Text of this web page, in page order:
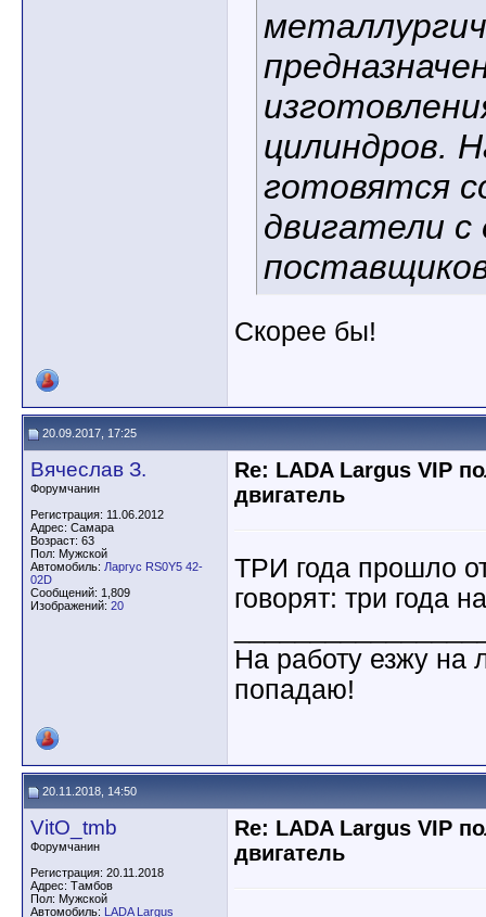
цилиндров.
готовятся
двигатели
Скорее бы!
20.09.2017, 17:25
Вячеслав З.
Форумчанин
Регистрация: 11.06.2012
Адрес: Самара
Возраст: 63
Пол: Мужской
Автомобиль: Ларгус RS0Y5 42-
02D
Сообщений: 1,809
Изображений: 20
Re: LADA Largus VIP
двигатель
ТРИ года прошло
говорят: три года
На работу езжу на
попадаю!
20.11.2018, 14:50
VitO_tmb
Форумчанин
Регистрация: 20.11.2018
Адрес: Тамбов
Пол: Мужской
Автомобиль: LADA Largus
Re: LADA Largus VIP
двигатель